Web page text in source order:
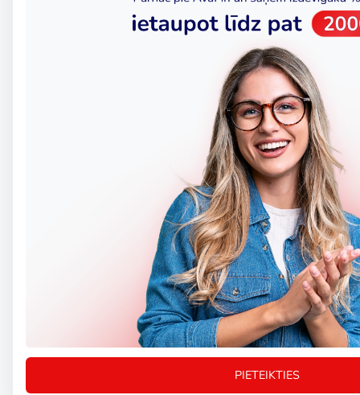
PIETEIKTIES